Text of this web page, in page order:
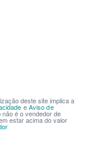
deste site implica a
eAviso de
é o vendedor de
estar acima do valor